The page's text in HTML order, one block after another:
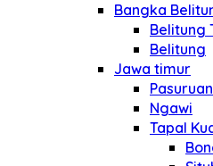
Bangka
Belitung
Belitung
Jawa timur
Ngawi
Tapal